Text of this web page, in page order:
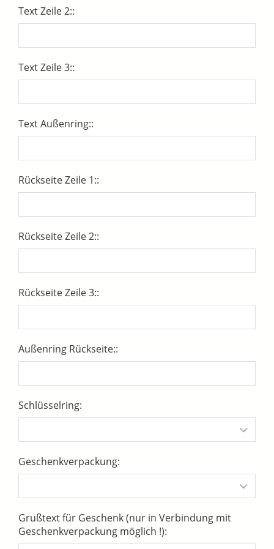
Text Zeile 2::
Text Zeile 3::
Text Außenring::
Rückseite Zeile 1::
Rückseite Zeile 2::
Rückseite Zeile 3::
Außenring Rückseite::
Schlüsselring:
Geschenkverpackung:
Grußtext für Geschenk (nur in Verbindung mit
Geschenkverpackung möglich !):